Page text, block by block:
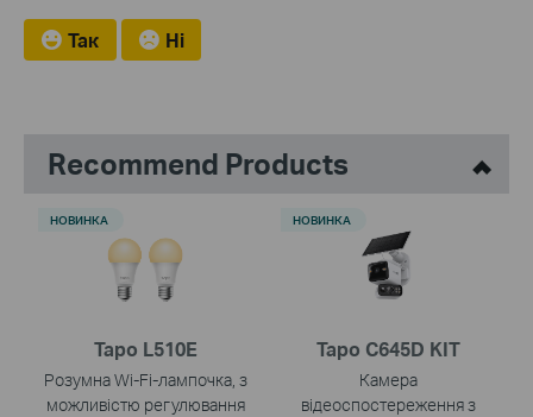
Так Ні
Recommend Products
Tapo L510E
Розумна Wi-Fi-лампочка, з
можливістю регулювання
НОВИНКА
Tapo C645D KIT
Камера
відеоспостереження з
НОВИНКА